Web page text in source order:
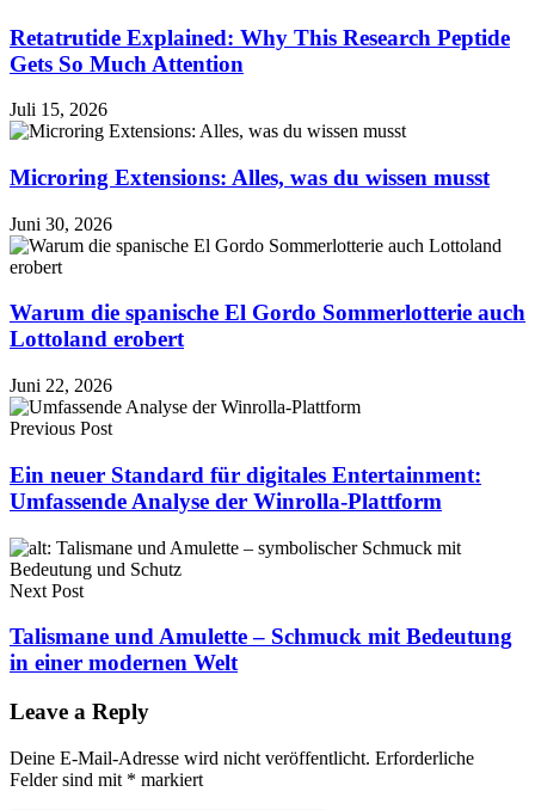
Retatrutide Explained: Why This Research Peptide
Gets So Much Attention
Juli 15, 2026
Microring Extensions: Alles, was du wissen musst
Juni 30, 2026
Warum die spanische El Gordo Sommerlotterie auch
Lottoland erobert
Juni 22, 2026
Previous Post
Ein neuer Standard für digitales Entertainment:
Umfassende Analyse der Winrolla-Plattform
Next Post
Talismane und Amulette – Schmuck mit Bedeutung
in einer modernen Welt
Leave a Reply
Deine E-Mail-Adresse wird nicht veröffentlicht. Erforderliche
Felder sind mit * markiert